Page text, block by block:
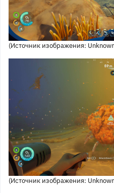
(Источник изображения:
(Источник изображения: